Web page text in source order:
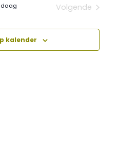
Volgende
kalender